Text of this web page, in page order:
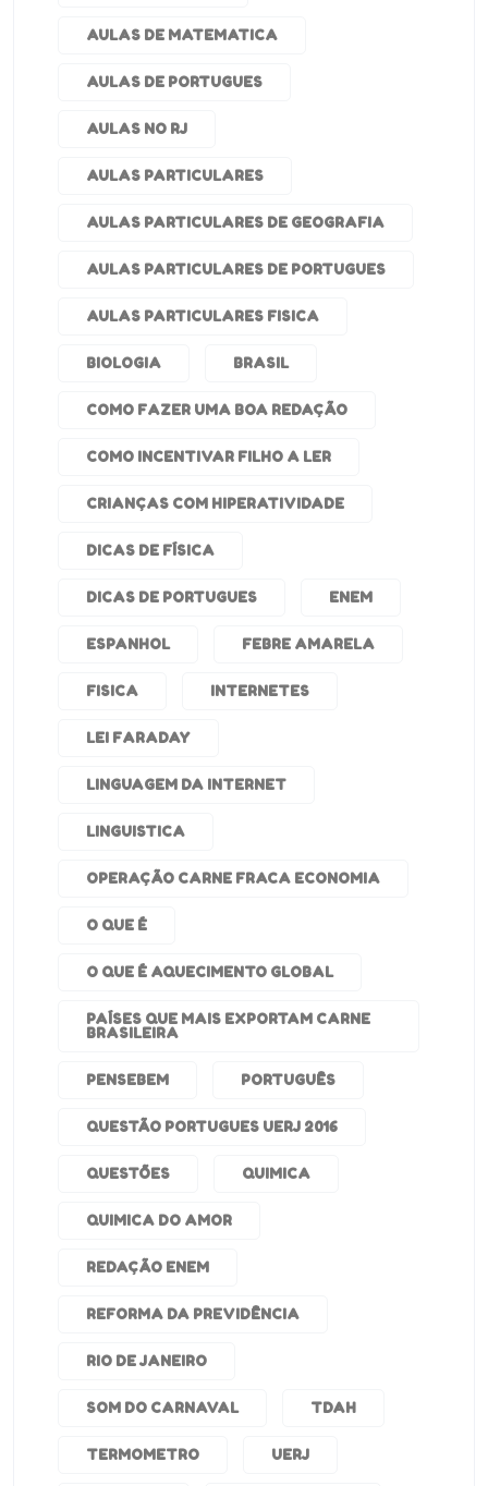
AULAS DE MATEMATICA
AULAS DE PORTUGUES
AULAS NO RJ
AULAS PARTICULARES
AULAS PARTICULARES DE GEOGRAFIA
AULAS PARTICULARES DE PORTUGUES
AULAS PARTICULARES FISICA
BIOLOGIA BRASIL
COMO FAZER UMA BOA REDAÇÃO
COMO INCENTIVAR FILHO A LER
CRIANÇAS COM HIPERATIVIDADE
DICAS DE FÍSICA
DICAS DE PORTUGUES ENEM
ESPANHOL FEBRE AMARELA
FISICA INTERNETES
LEI FARADAY
LINGUAGEM DA INTERNET
LINGUISTICA
OPERAÇÃO CARNE FRACA ECONOMIA
O QUE É
O QUE É AQUECIMENTO GLOBAL
PAÍSES QUE MAIS EXPORTAM CARNE
BRASILEIRA
PENSEBEM PORTUGUÊS
QUESTÃO PORTUGUES UERJ 2016
QUESTÕES QUIMICA
QUIMICA DO AMOR
REDAÇÃO ENEM
REFORMA DA PREVIDÊNCIA
RIO DE JANEIRO
SOM DO CARNAVAL TDAH
TERMOMETRO UERJ